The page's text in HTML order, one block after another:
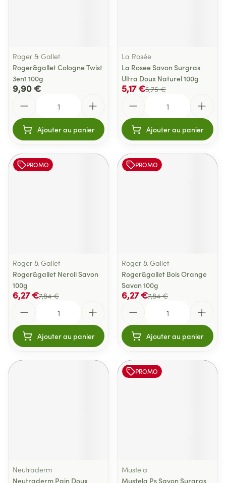
Roger & Gallet
Roger&gallet Cologne Twist
3en1 100g
9,90 €
Ajouter au panier
La Rosée
La Rosee Savon Surgras
Ultra Doux Naturel 100g
5,75 €
5,17 €
Ajouter au panier
PROMO
Roger & Gallet
Roger&gallet Neroli Savon
100g
7,84 €
6,27 €
Ajouter au panier
PROMO
Roger & Gallet
Roger&gallet Bois Orange
Savon 100g
7,84 €
6,27 €
Ajouter au panier
Neutraderm
Neutraderm Pain Doux
PROMO
Mustela
Mustela Ps Savon Surgras